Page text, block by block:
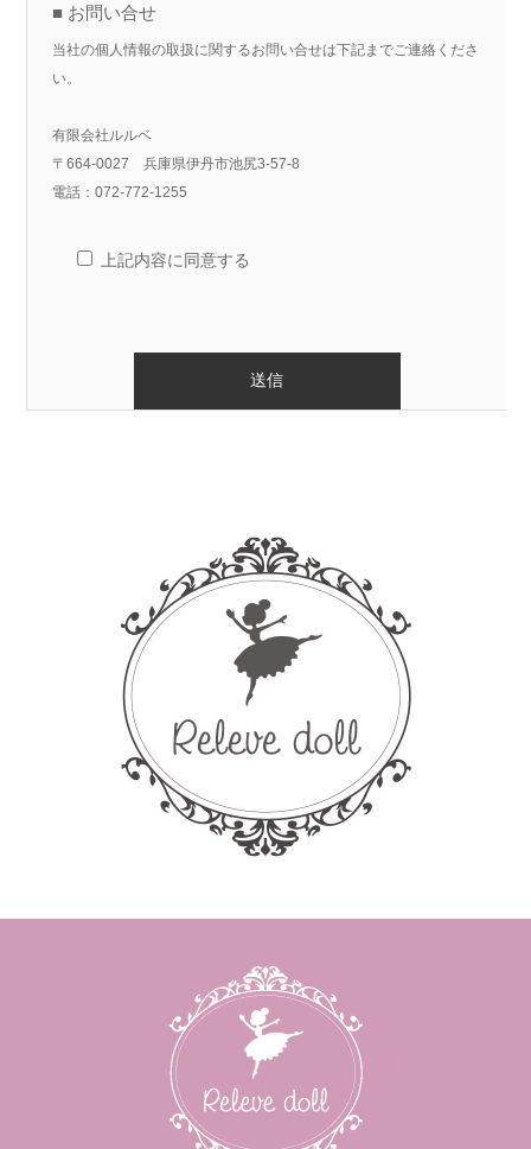
■ お問い合せ
当社の個人情報の取扱に関するお問い合せは下記までご連絡くださ
い。
有限会社ルルベ
〒664-0027 兵庫県伊丹市池尻3-57-8
電話：072-772-1255
上記内容に同意する